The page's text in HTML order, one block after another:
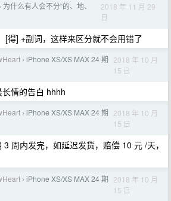
› 为什么有人会不分“的、地、
2018 年 11 月 29
日
[得] +副词，这样来区分就不会用错了
› iPhone XS/XS MAX 24 期 2018 年 10 月
15 日
情的告白 hhhh
› iPhone XS/XS MAX 24 期 2018 年 10 月
15 日
周内发完，如延迟发货，赔偿 10 元 /天，
› iPhone XS/XS MAX 24 期 2018 年 10 月
15 日